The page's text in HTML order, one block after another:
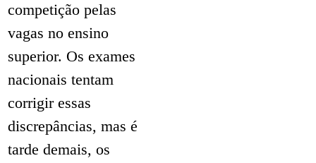
competição pelas
vagas no ensino
superior. Os exames
nacionais tentam
corrigir essas
discrepâncias, mas é
tarde demais, os